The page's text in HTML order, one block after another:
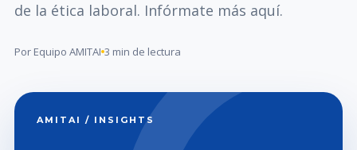
de la ética laboral. Infórmate más aquí.
Por Equipo AMITAI 3 min de lectura
AMITAI / INSIGHTS